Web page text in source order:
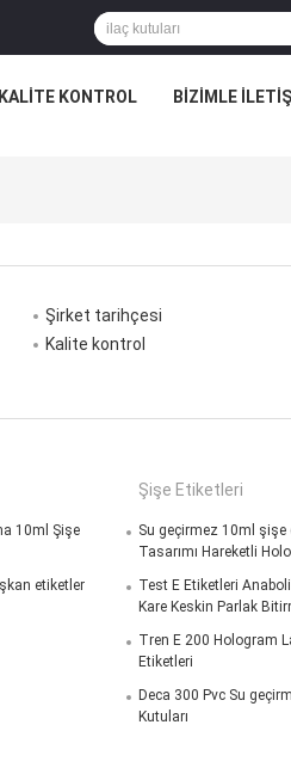
KALITE KONTROL BIZIMLE
Şirket tarihçesi
Kalite kontrol
10ml Şişe
etiketler
Şişe Etiketleri
Su geçirmez 10ml şişe
Tasarımı Hareketli
Test E Etiketleri
Kare Keskin Parlak
Tren E 200 Hologram
Etiketleri
Deca 300 Pvc Su
Kutuları